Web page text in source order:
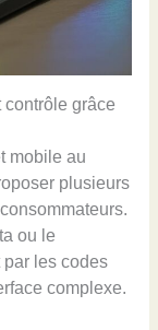
contrôle grâce
mobile au
plusieurs
ou le
les codes
complexe.